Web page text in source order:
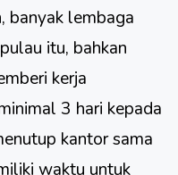
banyak lembaga
itu, bahkan
kerja
3 hari kepada
kantor sama
waktu untuk